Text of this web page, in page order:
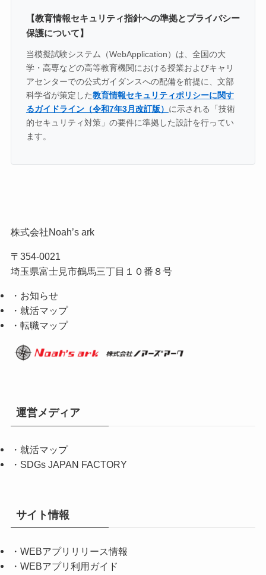
【教育情報セキュリティ指針への準拠とプライバシー
保護について】
当模擬試験システム（WebApplication）は、全国の大
学・高専などの高等教育機関における授業およびキャリ
アセンターでの公式ガイダンスへの配備を前提に、文部
科学省が策定した教育情報セキュリティポリシーに関す
るガイドライン（令和7年3月改訂版） に示される「技術
的セキュリティ対策」の要件に準拠した設計を行ってい
ます。
株式会社Noah’s ark
〒354-0021
埼玉県富士見市鶴馬三丁目１０番８号
・お知らせ
・就活マップ
・転職マップ
運営メディア
・ 就活マップ
・ SDGs JAPAN FACTORY
サイト情報
・ WEBアプリリリース情報
・ WEBアプリ利用ガイド